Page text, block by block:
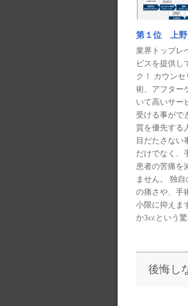
第１位 上野
業界トップレ
ビスを提供し
ク！ カウン
術、アフター
いて高いサー
受ける事がで
質を優先する
目だたさない
だけでなく、
患者の苦痛を
ません。 独
の痛さや、手
小限に抑えま
か3ccという
後悔し